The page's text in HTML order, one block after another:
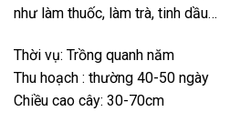
như làm thuốc, làm trà, tinh dầu…
Thời vụ: Trồng quanh năm
Thu hoạch : thường 40-50 ngày
Chiều cao cây: 30-70cm